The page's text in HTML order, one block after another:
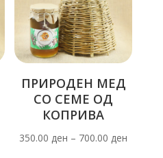
ПРИРОДЕН МЕД
СО СЕМЕ ОД
КОПРИВА
350.00ден – 700.00ден